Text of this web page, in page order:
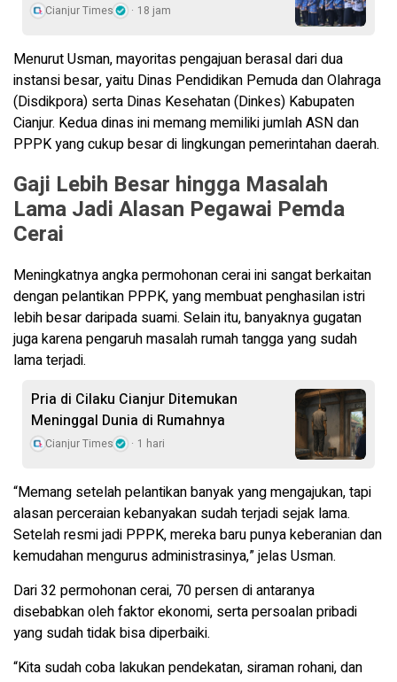
Cianjur Times 18 jam
Menurut Usman, mayoritas pengajuan berasal dari dua
instansi besar, yaitu Dinas Pendidikan Pemuda dan Olahraga
(Disdikpora) serta Dinas Kesehatan (Dinkes) Kabupaten
Cianjur. Kedua dinas ini memang memiliki jumlah ASN dan
PPPK yang cukup besar di lingkungan pemerintahan daerah.
Gaji Lebih Besar hingga Masalah
Lama Jadi Alasan Pegawai Pemda
Cerai
Meningkatnya angka permohonan cerai ini sangat berkaitan
dengan pelantikan PPPK, yang membuat penghasilan istri
lebih besar daripada suami. Selain itu, banyaknya gugatan
juga karena pengaruh masalah rumah tangga yang sudah
lama terjadi.
Pria di Cilaku Cianjur Ditemukan
Meninggal Dunia di Rumahnya
Cianjur Times 1 hari
“Memang setelah pelantikan banyak yang mengajukan, tapi
alasan perceraian kebanyakan sudah terjadi sejak lama.
Setelah resmi jadi PPPK, mereka baru punya keberanian dan
kemudahan mengurus administrasinya,” jelas Usman.
Dari 32 permohonan cerai, 70 persen di antaranya
disebabkan oleh faktor ekonomi, serta persoalan pribadi
yang sudah tidak bisa diperbaiki.
“Kita sudah coba lakukan pendekatan, siraman rohani, dan